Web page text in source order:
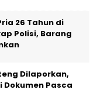
26 Tahun di
Polisi, Barang
Dilaporkan,
Dokumen Pasca